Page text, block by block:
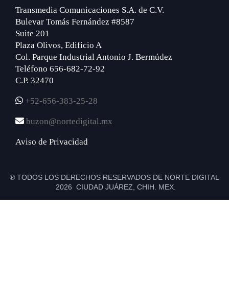
Transmedia Comunicaciones S.A. de C.V.
Bulevar Tomás Fernández #8587
Suite 201
Plaza Olivos, Edificio A
Col. Parque Industrial Antonio J. Bermúdez
Teléfono 656-682-72-92
C.P. 32470
+52-656-383-25-28
buzon@nortedigital.mx
Aviso de Privacidad
® TODOS LOS DERECHOS RESERVADOS DE NORTE DIGITAL
2026 CIUDAD JUÁREZ, CHIH. MEX.